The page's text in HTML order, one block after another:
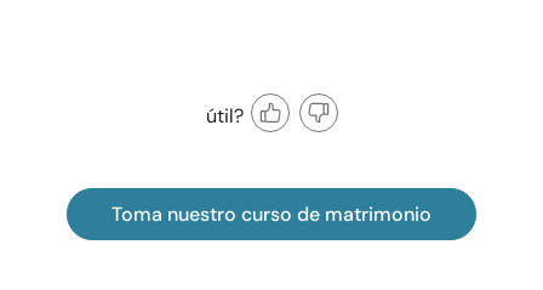
útil?
Toma nuestro curso de matrimonio